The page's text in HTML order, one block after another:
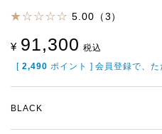
5.00（3）
¥ 91,300 税込
[ 2,490 ポイント ] 会員登録で、
BLACK